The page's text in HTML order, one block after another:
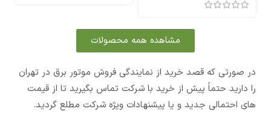
مشاهده همه محصولات
در صورتی که قصد خرید از نمایندگی فروش موتور برق در تهران
را دارید حتماً پیش از خرید با شرکت تماس بگیرید تا از قیمت
های احتمالی جدید و یا پیشنهادات ویژه شرکت مطلع گردید.